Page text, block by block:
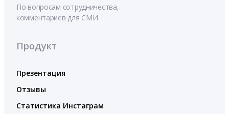
По вопросам сотрудничества,
комментариев для СМИ
Продукт
Презентация
Отзывы
Статистика Инстаграм